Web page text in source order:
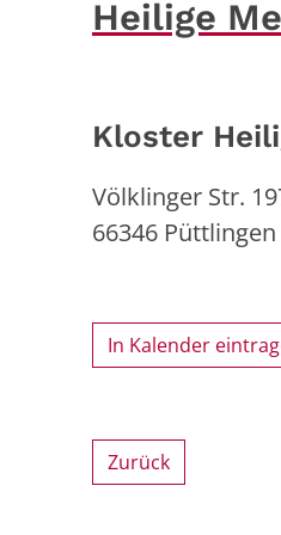
Heilige
Kloster
Völklinger Str.
66346 Püttlingen
In Kalender
Zurück